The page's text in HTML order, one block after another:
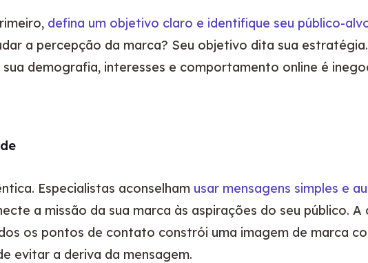
defina um objetivo claro e identifique seu público-
a percepção da marca? Seu objetivo dita sua
demografia, interesses e comportamento online é
Especialistas aconselham usar mensagens simples e
a missão da sua marca às aspirações do seu público. A
os pontos de contato constrói uma imagem de marca
evitar a deriva da mensagem.